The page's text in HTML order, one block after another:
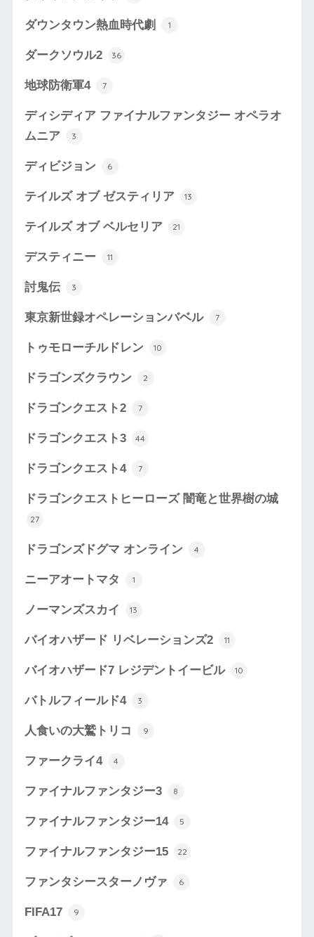
ダウンタウン熱血時代劇 1
ダークソウル2 36
地球防衛軍4 7
ディシディア ファイナルファンタジー オペラオ
ムニア
3
ディビジョン 6
テイルズ オブ ゼスティリア 13
テイルズ オブ ベルセリア 21
デスティニー 11
討鬼伝 3
東京新世録オペレーションバベル 7
トゥモローチルドレン 10
ドラゴンズクラウン 2
ドラゴンクエスト2 7
ドラゴンクエスト3 44
ドラゴンクエスト4 7
ドラゴンクエストヒーローズ 闇竜と世界樹の城
27
ドラゴンズドグマ オンライン 4
ニーアオートマタ 1
ノーマンズスカイ 13
バイオハザード リベレーションズ2 11
バイオハザード7 レジデントイービル 10
バトルフィールド4 3
人食いの大鷲トリコ 9
ファークライ4 4
ファイナルファンタジー3 8
ファイナルファンタジー14 5
ファイナルファンタジー15 22
ファンタシースターノヴァ 6
FIFA17 9